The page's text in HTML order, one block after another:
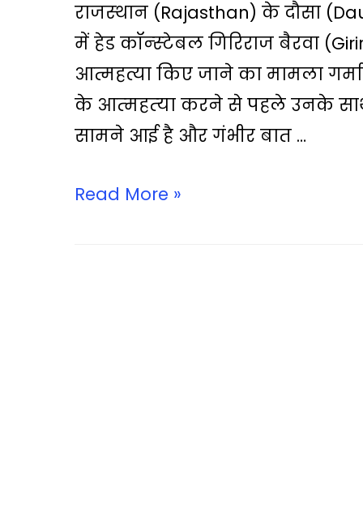
राजस्‍थान (Rajasthan) के दौसा
में हेड कॉन्‍स्‍टेबल गिरिराज बैरवा
आत्महत्या किए जाने का मामला
के आत्‍महत्‍या करने से पहले उनके साथ
सामने आई है और गंभीर बात …
Read More »